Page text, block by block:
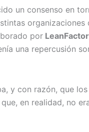
un consenso en
por LeanFactor
una repercusión
y con razón, que
en realidad, no